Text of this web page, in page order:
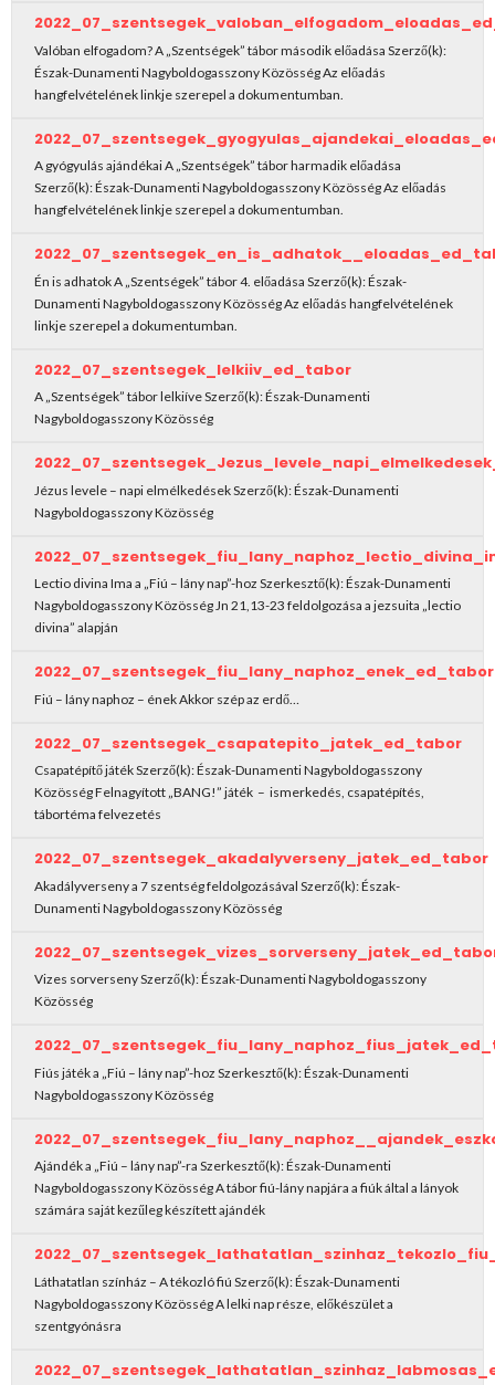
Valóban elfogadom? A „Szentségek” tábor második előadása Szerző(k):
Észak-Dunamenti Nagyboldogasszony Közösség Az előadás
hangfelvételének linkje szerepel a dokumentumban.
A gyógyulás ajándékai A „Szentségek” tábor harmadik előadása
Szerző(k): Észak-Dunamenti Nagyboldogasszony Közösség Az előadás
hangfelvételének linkje szerepel a dokumentumban.
Én is adhatok A „Szentségek” tábor 4. előadása Szerző(k): Észak-
Dunamenti Nagyboldogasszony Közösség Az előadás hangfelvételének
linkje szerepel a dokumentumban.
2022_07_szentsegek_lelkiiv_ed_tabor
A „Szentségek” tábor lelkiíve Szerző(k): Észak-Dunamenti
Nagyboldogasszony Közösség
Jézus levele – napi elmélkedések Szerző(k): Észak-Dunamenti
Nagyboldogasszony Közösség
Lectio divina Ima a „Fiú – lány nap”-hoz Szerkesztő(k): Észak-Dunamenti
Nagyboldogasszony Közösség Jn 21,13-23 feldolgozása a jezsuita „lectio
divina” alapján
2022_07_szentsegek_fiu_lany_naphoz_enek_ed_tabor
Fiú – lány naphoz – ének Akkor szép az erdő…
2022_07_szentsegek_csapatepito_jatek_ed_tabor
Csapatépítő játék Szerző(k): Észak-Dunamenti Nagyboldogasszony
Közösség Felnagyított „BANG!” játék – ismerkedés, csapatépítés,
tábortéma felvezetés
2022_07_szentsegek_akadalyverseny_jatek_ed_tabor
Akadályverseny a 7 szentség feldolgozásával Szerző(k): Észak-
Dunamenti Nagyboldogasszony Közösség
Vizes sorverseny Szerző(k): Észak-Dunamenti Nagyboldogasszony
Közösség
Fiús játék a „Fiú – lány nap”-hoz Szerkesztő(k): Észak-Dunamenti
Nagyboldogasszony Közösség
Ajándék a „Fiú – lány nap”-ra Szerkesztő(k): Észak-Dunamenti
Nagyboldogasszony Közösség A tábor fiú-lány napjára a fiúk által a lányok
számára saját kezűleg készített ajándék
Láthatatlan színház – A tékozló fiú Szerző(k): Észak-Dunamenti
Nagyboldogasszony Közösség A lelki nap része, előkészület a
szentgyónásra